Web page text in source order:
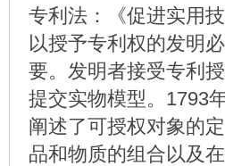
专利法：《促进实用
以授予专利权的发明
要。发明者接受专利
提交实物模型。1793
阐述了可授权对象的
品和物质的组合以及